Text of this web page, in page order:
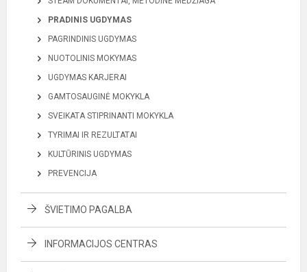
PRADINIS UGDYMAS
PAGRINDINIS UGDYMAS
NUOTOLINIS MOKYMAS
UGDYMAS KARJERAI
GAMTOSAUGINĖ MOKYKLA
SVEIKATA STIPRINANTI MOKYKLA
TYRIMAI IR REZULTATAI
KULTŪRINIS UGDYMAS
PREVENCIJA
ŠVIETIMO PAGALBA
INFORMACIJOS CENTRAS